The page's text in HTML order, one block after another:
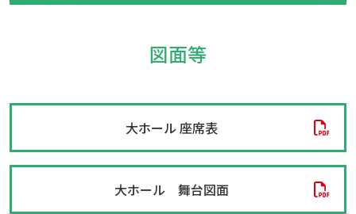
図面等
大ホール 座席表
大ホール 舞台図面